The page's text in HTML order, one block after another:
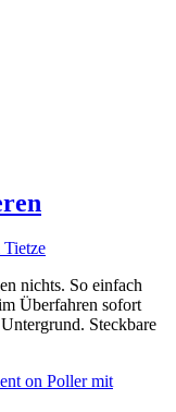
nichts. So einfach
Überfahren sofort
Steckbare
on Poller mit